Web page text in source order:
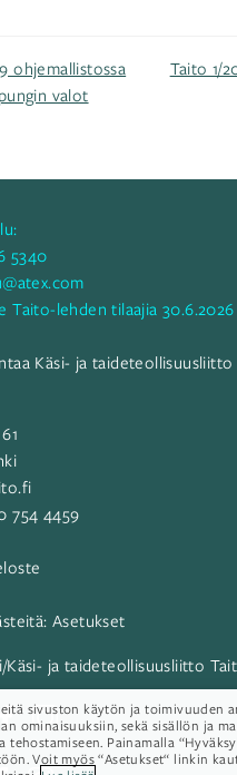
ohjemallistossa
valot
Taito 1/
5340
Taito-lehden tilaajia
Käsi- ja
754 4459
Asetukset
ja taideteollisuusliitto
sivuston käytön ja toimivuuden
ominaisuuksiin, sekä sisällön ja
tehostamiseen. Painamalla
Voit myös “Asetukset“ linkin